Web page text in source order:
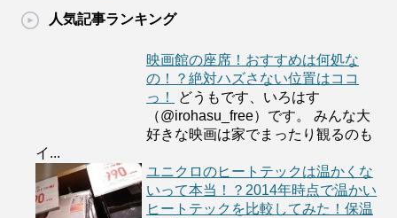
人気記事ランキング
映画館の座席！おすすめは何処な
の！？絶対ハズさない位置はココ
っ！
どうもです、いろはす
（@irohasu_free）です。 みんな大
好きな映画は家でまったり観るのも
イ...
ユニクロのヒートテックは温かくな
いって本当！？2014年時点で温かい
ヒートテックを比較してみた！保温